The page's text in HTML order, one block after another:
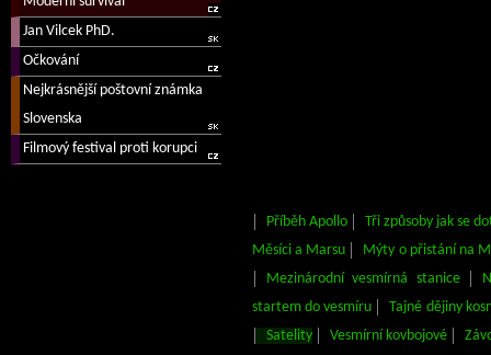
Příběh Apollo
Tři způsoby jak se
Měsíci a Marsu
Mýty o přistání na
Mezinárodní vesmírná stanice
startem do vesmíru
Tajné dějiny
Satelity
Vesmírní kovbojové